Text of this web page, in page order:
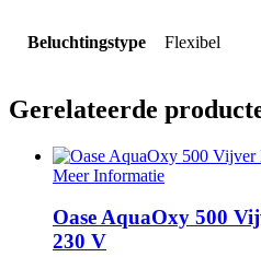
Beluchtingstype Flexibel
Gerelateerde
Meer Informatie
Oase AquaOxy 500
230 V